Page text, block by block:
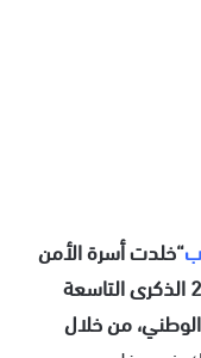
“خلدت أسرة الأمن
الوطني صباح اليوم الجمعة 16 ماي2025 الذكرى التاسعة
من خلال